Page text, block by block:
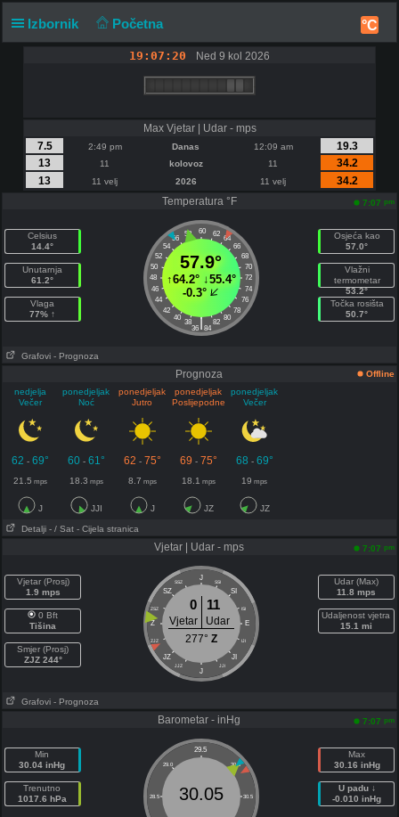
Izbornik Početna °C
19:07:20 Ned 9 kol 2026
Max Vjetar | Udar - mps
7.5
2:49 pm Danas 12:09 am
19.3
13
11 kolovoz 11
34.2
13
11 velj 2026 11 velj
34.2
Temperatura °F
7:07 pm
Celsius
14.4°
Unutarnja
61.2°
Vlaga
77% ↑
60
58 62
56
64
54
66
52
68
50
70
48
72
46
74
44
76
42
78
40
80
38 82
|
36 84
57.9°
↑64.2°↓55.4°
-0.3°
Osjeća kao
57.0°
Vlažni
termometar
53.2°
Točka rosišta
50.7°
Grafovi - Prognoza
Prognoza
Offline
nedjelja
Večer
ponedjeljak
Noć
ponedjeljak
Jutro
ponedjeljak
Poslijepodne
ponedjeljak
Večer
62 -69° 60- 61° 62 - 75° 69 - 75° 68 - 69°
21.5 mps 18.3 mps 8.7 mps 18.1 mps 19 mps
J JJI J JZ JZ
Detalji - / Sat - Cijela stranica
Vjetar | Udar - mps 7:07 pm
Vjetar (Prosj)
1.9 mps
0 Bft
Tišina
Smjer (Prosj)
ZJZ 244°
J
SSZ SSI
SZ SI
ZSZ ISI
Z E
ZJZ IJI
JZ JI
JJZ JJI
J
0 11
Vjetar
Udar
277° Z
Udar (Max)
11.8 mps
Udaljenost vjetra
15.1 mi
Grafovi - Prognoza
Barometar - inHg 7:07 pm
Min
30.04 inHg
Trenutno
1017.6 hPa
29.5
29.0 30.0
28.5 30.5
30.05
Max
30.16 inHg
U padu ↓
-0.010 inHg